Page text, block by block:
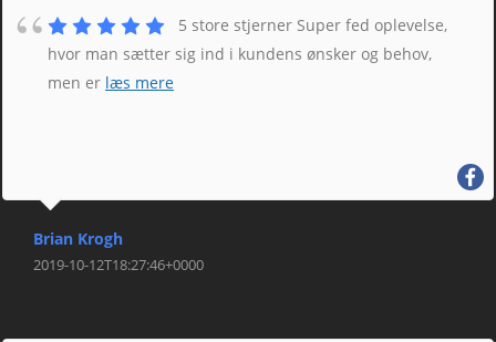
5 store stjerner Super fed oplevelse,
hvor man sætter sig ind i kundens ønsker og behov,
men er læs mere
Brian Krogh
2019-10-12T18:27:46+0000